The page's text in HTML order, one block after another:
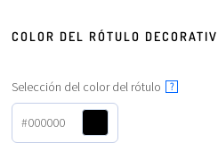
COLOR DEL RÓTULO
Selección del color del rótulo ?
#000000